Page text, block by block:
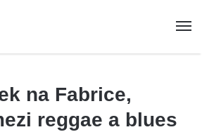
na Fabrice,
reggae a blues